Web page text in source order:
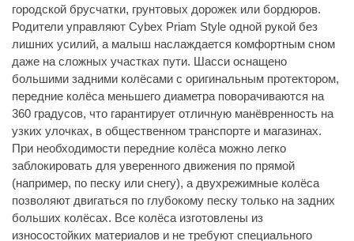
городской брусчатки, грунтовых дорожек или бордюров.
Родители управляют Cybex Priam Style одной рукой без
лишних усилий, а малыш наслаждается комфортным сном
даже на сложных участках пути. Шасси оснащено
большими задними колёсами с оригинальным протектором,
передние колёса меньшего диаметра поворачиваются на
360 градусов, что гарантирует отличную манёвренность на
узких улочках, в общественном транспорте и магазинах.
При необходимости передние колёса можно легко
заблокировать для уверенного движения по прямой
(например, по песку или снегу), а двухрежимные колёса
позволяют двигаться по глубокому песку только на задних
больших колёсах. Все колёса изготовлены из
износостойких материалов и не требуют специального